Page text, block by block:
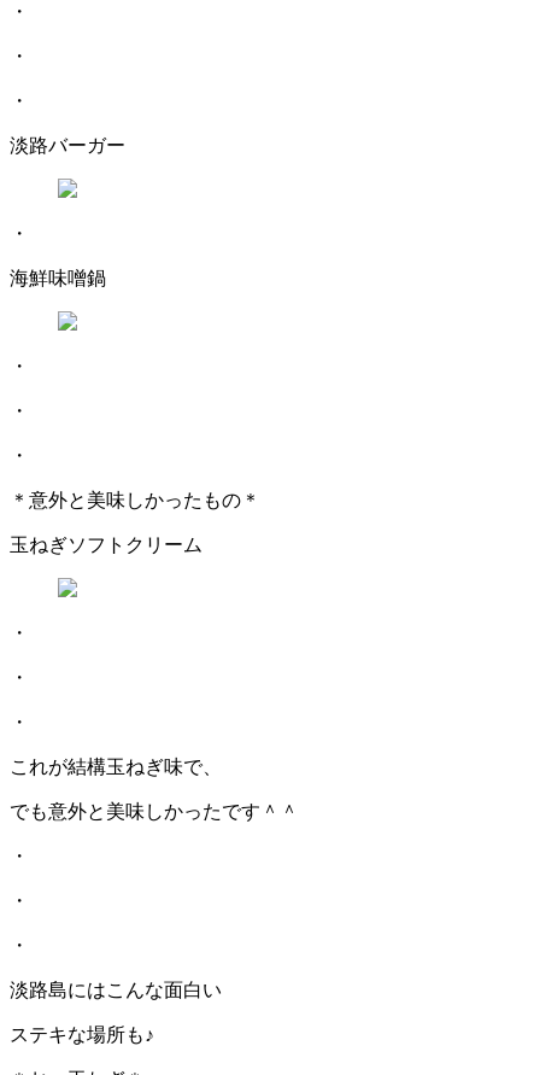
・
・
・
淡路バーガー
・
海鮮味噌鍋
・
・
・
＊意外と美味しかったもの＊
玉ねぎソフトクリーム
・
・
・
これが結構玉ねぎ味で、
でも意外と美味しかったです＾＾
・
・
・
淡路島にはこんな面白い
ステキな場所も♪